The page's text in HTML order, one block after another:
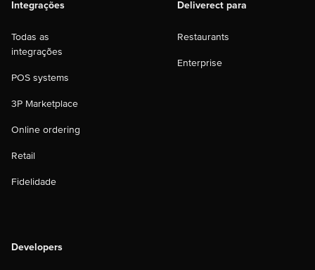
Integrações
Todas as
integrações
POS systems
3P Marketplace
Online ordering
Retail
Fidelidade
Deliverect para
Restaurants
Enterprise
Developers